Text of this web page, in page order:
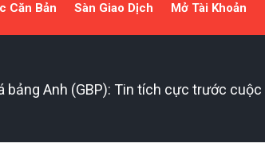
Căn Bản Sàn Giao Dịch Mở Tài Khoản
bảng Anh (GBP): Tin tích cực trước